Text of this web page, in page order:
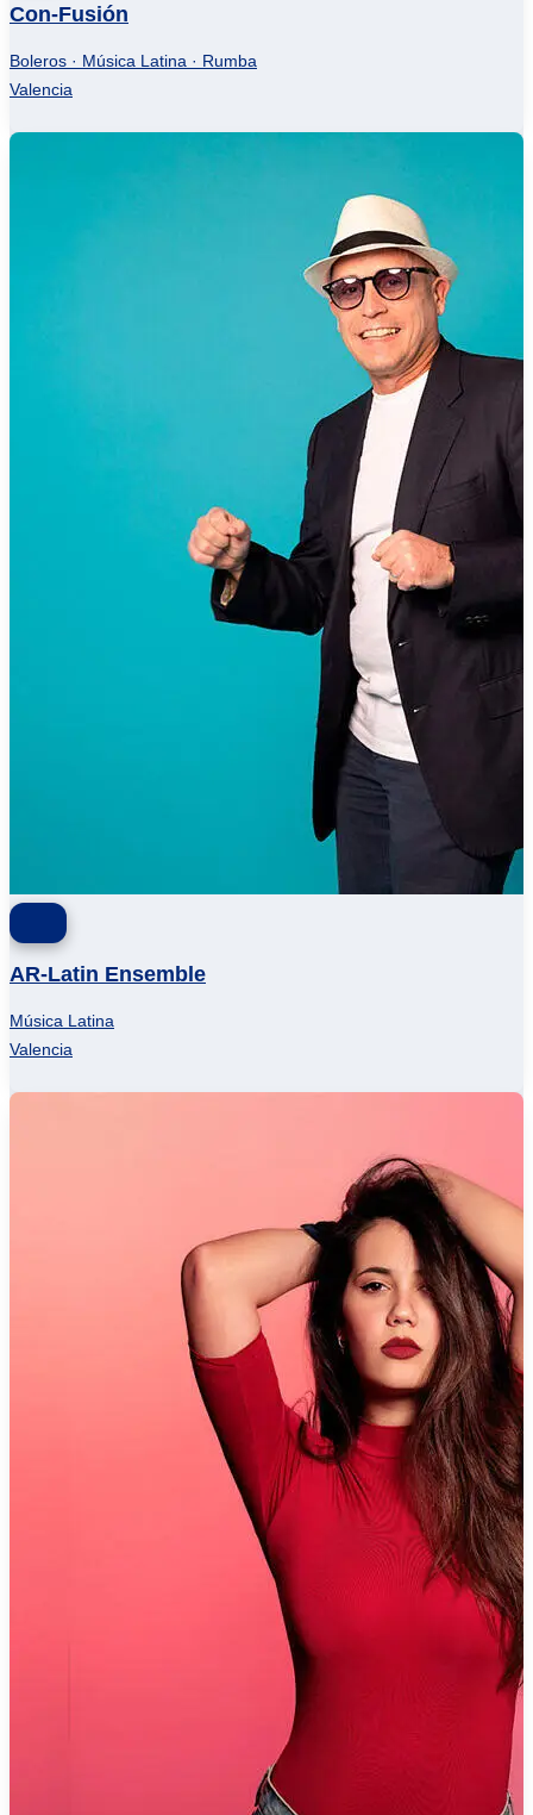
Con-Fusión
Boleros · Música Latina · Rumba
Valencia
AR-Latin Ensemble
Música Latina
Valencia